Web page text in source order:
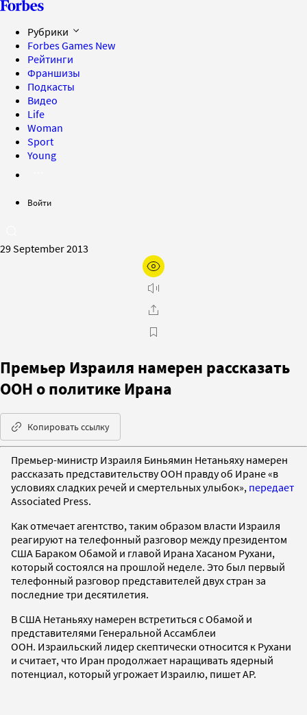
Рубрики
Forbes Games New
Рейтинги
Франшизы
Подкасты
Видео
Life
Woman
Sport
Young
Войти
29 September 2013
Премьер Израиля намерен рассказать
ООН о политике Ирана
Копировать ссылку
Премьер-министр Израиля Биньямин Нетаньяху намерен
рассказать представительству ООН правду об Иране «в
условиях сладких речей и смертельных улыбок», передает
Associated Press.
Как отмечает агентство, таким образом власти Израиля
реагируют на телефонный разговор между президентом
США Бараком Обамой и главой Ирана Хасаном Рухани,
который состоялся на прошлой неделе. Это был первый
телефонный разговор представителей двух стран за
последние три десятилетия.
В США Нетаньяху намерен встретиться с Обамой и
представителями Генеральной Ассамблеи
ООН. Израильский лидер скептически относится к Рухани
и считает, что Иран продолжает наращивать ядерный
потенциал, который угрожает Израилю, пишет AP.